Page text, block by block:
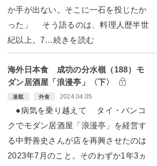
か手が出ない。そこに一石を投じたか
った」 そう語るのは、料理人歴半世
紀以上。7…続きを読む
海外日本食 成功の分水嶺（188）モ
ダン居酒屋「浪漫亭」〈下〉
連載 外食 2024.04.05
●病気を乗り越えて タイ・バンコ
クでモダン居酒屋「浪漫亭」を経営す
る中野善史さんが店を再興させたのは
2023年7月のこと。そのわずか1年3ヵ